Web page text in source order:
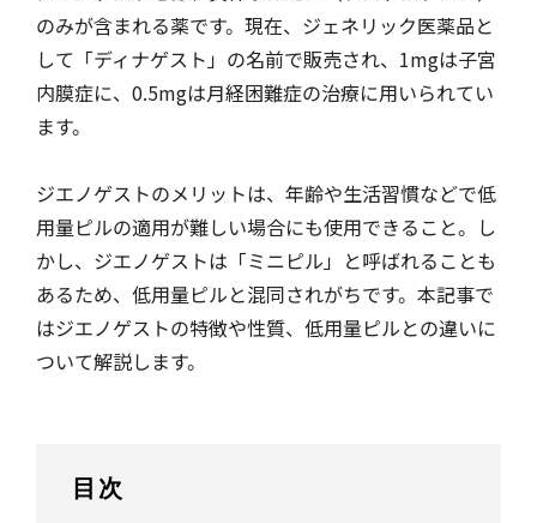
のみが含まれる薬です。現在、ジェネリック医薬品と
して「ディナゲスト」の名前で販売され、1mgは子宮
内膜症に、0.5mgは月経困難症の治療に用いられてい
ます。
ジエノゲストのメリットは、年齢や生活習慣などで低
用量ピルの適用が難しい場合にも使用できること。し
かし、ジエノゲストは「ミニピル」と呼ばれることも
あるため、低用量ピルと混同されがちです。本記事で
はジエノゲストの特徴や性質、低用量ピルとの違いに
ついて解説します。
目次